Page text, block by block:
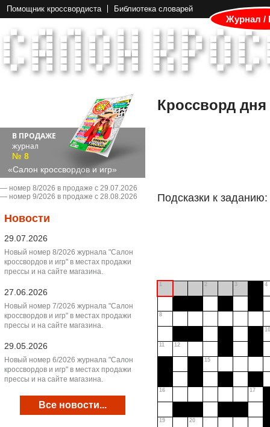
Помощник кроссвордиста Библиотека словарей
Журнал /
В ПРОДАЖЕ
журнал
№ 8
«Салон кроссвордов и игр»
― номер 8/2026 в продаже с 29.07.2026
― номер 9/2026 в продаже с 28.08.2026
Новости
29.07.2026
Новый номер 8/2026 журнала "Салон
кроссвордов и игр" в местах продажи
прессы и на сайте магазина.
27.06.2026
Новый номер 7/2026 журнала "Салон
кроссвордов и игр" в местах продажи
прессы и на сайте магазина.
29.05.2026
Новый номер 6/2026 журнала "Салон
кроссвордов и игр" в местах продажи
прессы и на сайте магазина.
Все новости...
Кроссворд дня
Подсказки к заданию:
1 2 3 4
8
10
11 12
15
16 17
19 20